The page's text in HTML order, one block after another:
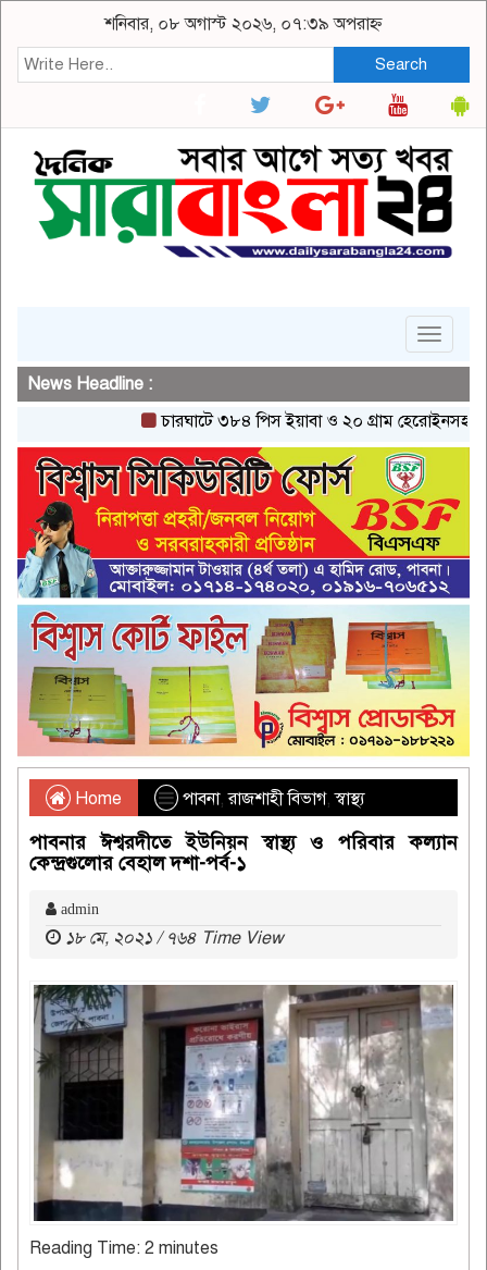
শনিবার, ০৮ অগাস্ট ২০২৬, ০৭:৩৯ অপরাহ্ন
Search
Toggle
News Headline :
চারঘাটে ৩৮৪ পিস ইয়াবা ও ২০ গ্রাম হেরোইনসহ একজন
Home পাবনা,রাজশাহী বিভাগ,স্বাস্থ্য
পাবনার ঈশ্বরদীতে ইউনিয়ন স্বাস্থ্য ও পরিবার কল্যান
কেন্দ্রগুলোর বেহাল দশা-পর্ব-১
admin
১৮ মে, ২০২১ / ৭৬৪ Time View
Reading Time: 2 minutes